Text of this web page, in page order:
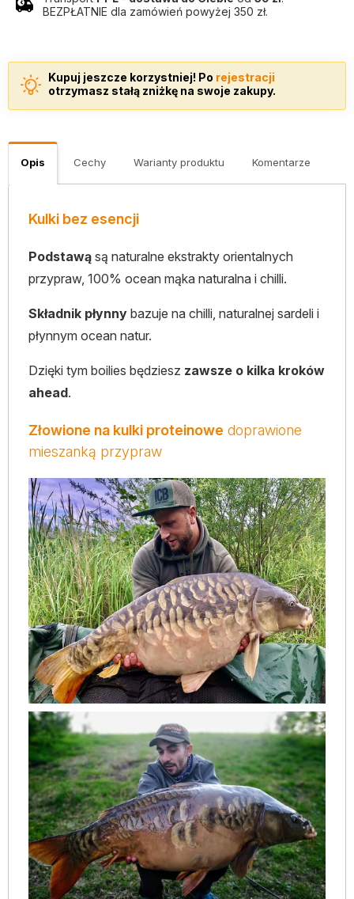
BEZPŁATNIE dla zamówień powyżej 350 zł.
Kupuj jeszcze korzystniej! Po rejestracji
otrzymasz stałą zniżkę na swoje zakupy.
Opis Cechy Warianty produktu Komentarze
Kulki bez esencji
Podstawą są naturalne ekstrakty orientalnych
przypraw, 100% ocean mąka naturalna i chilli.
Składnik płynny bazuje na chilli, naturalnej sardeli i
płynnym ocean natur.
Dzięki tym boilies będziesz zawsze o kilka kroków
ahead.
Złowione na kulki proteinowe doprawione
mieszanką przypraw